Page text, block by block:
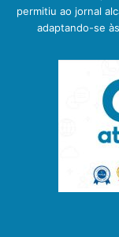
permitiu ao jornal
adaptando-se